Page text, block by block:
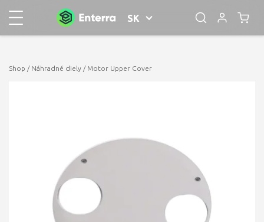
SK
Shop / Náhradné diely / Motor Upper Cover